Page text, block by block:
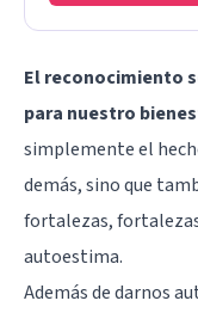
El reconocimiento
para nuestro
simplemente el
demás, sino que
fortalezas,
autoestima.
Además de darnos